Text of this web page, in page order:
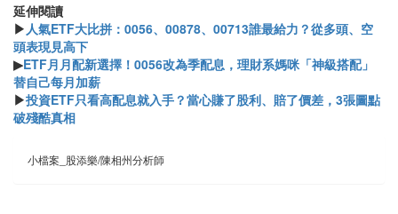
延伸閱讀
▶ 人氣ETF大比拼：0056、00878、00713誰最給力？從多頭、空
頭表現見高下
▶ETF月月配新選擇！0056改為季配息，理財系媽咪「神級搭配」
替自己每月加薪
▶投資ETF只看高配息就入手？當心賺了股利、賠了價差，3張圖點
破殘酷真相
小檔案_股添樂/陳相州分析師